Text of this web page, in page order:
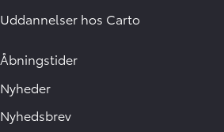
Uddannelser hos Carto
Åbningstider
Nyheder
Nyhedsbrev